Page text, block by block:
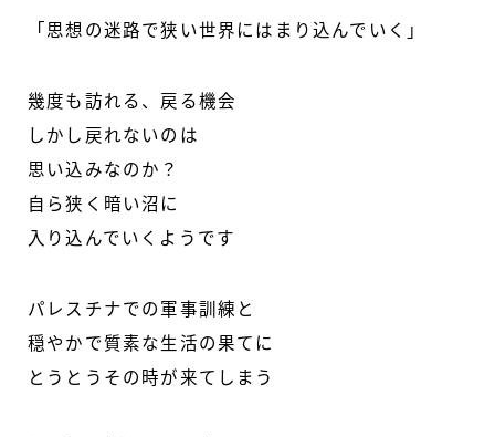
「思想の迷路で狭い世界にはまり込んでいく」
幾度も訪れる、戻る機会
しかし戻れないのは
思い込みなのか？
自ら狭く暗い沼に
入り込んでいくようです
パレスチナでの軍事訓練と
穏やかで質素な生活の果てに
とうとうその時が来てしまう